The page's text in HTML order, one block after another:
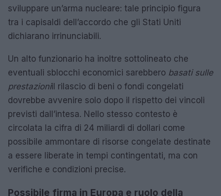
sviluppare un’arma nucleare: tale principio figura
tra i capisaldi dell’accordo che gli Stati Uniti
dichiarano irrinunciabili.
Un alto funzionario ha inoltre sottolineato che
eventuali sblocchi economici sarebbero basati sulle
prestazioniil rilascio di beni o fondi congelati
dovrebbe avvenire solo dopo il rispetto dei vincoli
previsti dall’intesa. Nello stesso contesto è
circolata la cifra di 24 miliardi di dollari come
possibile ammontare di risorse congelate destinate
a essere liberate in tempi contingentati, ma con
verifiche e condizioni precise.
Possibile firma in Europa e ruolo della